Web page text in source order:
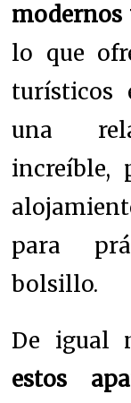
modernos
lo que
turísticos
una
increíble,
para
bolsillo.
De igual
estos